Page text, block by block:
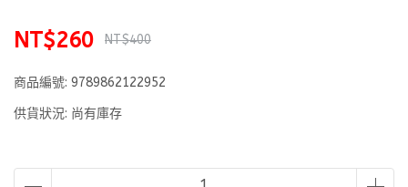
NT$260 NT$400
商品編號: 9789862122952
供貨狀況: 尚有庫存